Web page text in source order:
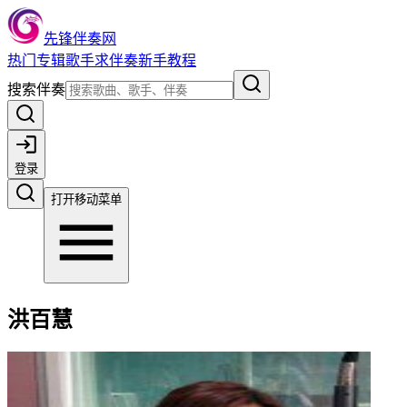
先锋伴奏网
热门 专辑歌手求伴奏新手教程
搜索伴奏
登录
打开移动菜单
洪百慧